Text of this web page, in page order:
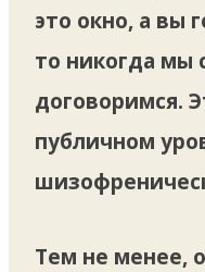
это окно, а вы
то никогда мы
договоримся.
публичном
Тем не менее,